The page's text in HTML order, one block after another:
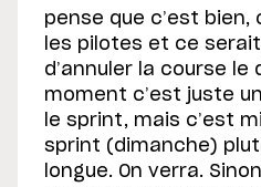
pense que c’est
les pilotes et ce
d’annuler la course le
moment c’est juste
le sprint, mais c’est
sprint (dimanche)
longue. On verra.